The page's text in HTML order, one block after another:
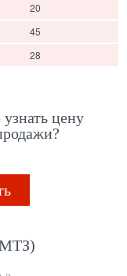
20
45
28
цену